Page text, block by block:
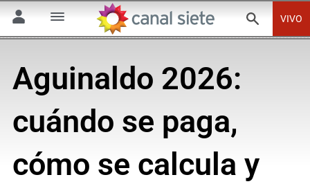
VIVO
Aguinaldo 2026:
cuándo se paga,
cómo se calcula y